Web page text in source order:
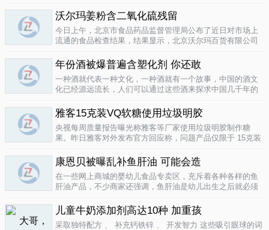
美甲很受欢迎是因为它可以防止指甲断裂。但专家表示，美
甲过程中用以硬化凝胶的光疗..
沃尔玛姜粉含二氧化硫残留
今日上午，北京市食品药品监督管理局公布了近日对市场上
流通的食品检查结果，结果显示，北京沃尔玛百货有限公司
款小食品甜蜜素超标。二氧化硫在我国禁止用于姜粉这类食
物，据市食药监局食品安全专家介绍..
年份酒被爆普遍含塑化剂 你还敢
一种酒就代表一种文化，一种酒就有一个故事，中国的酒文
化已经源远流长，人们可以通过这些酒来探求中国几千年的
有害又不能完全戒掉的原因，因为酒已经不只是一种可以喝
的饮品那么简单，就像茶一样有很厚..
雅客15克装VQ软糖使用垃圾明胶
央视每周质量报告曝光称雅客等厂家使用垃圾明胶制作糖
果。昨日雅客对外发布官方回应称，问题产品仅限于 15克装
生产该产品，并将嘉利达明胶原料全部封存。对已上市流通
产品，雅客表示已于3月15..
康恩贝被曝乱补鱼肝油 可能会造
在一些网上商城的婴幼儿食品专卖区，充斥着各种各样的鱼
肝油产品，不少商家还强调，鱼肝油是幼儿出生之后就必须
孩子服用鱼肝油。而实际上，以食品身份出现的鱼肝油是药
品，过量补充会对孩子产生伤害。在..
儿童牛奶添加剂高达10种 加重孩
采取独特配方 、 补充钙铁锌 、 开发智力 这些吸引眼球的词